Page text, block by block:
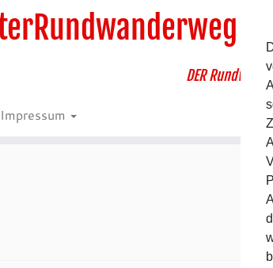
DER
Impressum